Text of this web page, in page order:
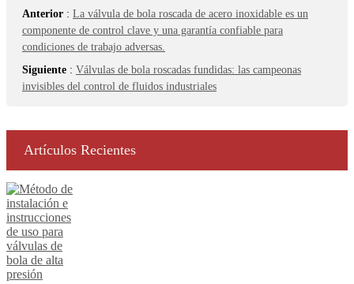
Anterior : La válvula de bola roscada de acero inoxidable es un
componente de control clave y una garantía confiable para
condiciones de trabajo adversas.
Siguiente : Válvulas de bola roscadas fundidas: las campeonas
invisibles del control de fluidos industriales
Artículos Recientes